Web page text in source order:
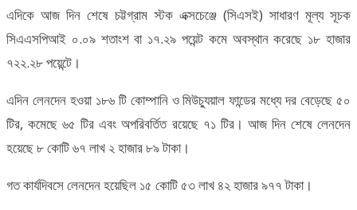
এদিকে আজ দিন শেষে চট্টগ্রাম স্টক এক্সচেঞ্জে (সিএসই) সাধারণ মূল্য সূচক
সিএএসপিআই ০.০৯ শতাংশ বা ১৭.২৯ পয়েন্ট কমে অবস্থান করেছে ১৮ হাজার
৭২২.২৮ পয়েন্টে।
এদিন লেনদেন হওয়া ১৮৬ টি কোম্পানি ও মিউচ্যুয়াল ফান্ডের মধ্যে দর বেড়েছে ৫০
টির, কমেছে ৬৫ টির এবং অপরিবর্তিত রয়েছে ৭১ টির। আজ দিন শেষে লেনদেন
হয়েছে ৮ কোটি ৬৭ লাখ ২ হাজার ৮৯ টাকা।
গত কার্যদিবসে লেনদেন হয়েছিল ১৫ কোটি ৫৩ লাখ ৪২ হাজার ৯৭৭ টাকা।